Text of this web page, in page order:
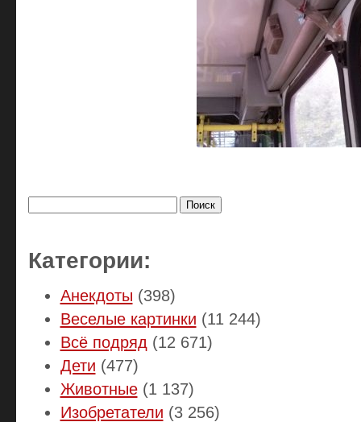
Категории:
Анекдоты (398)
Веселые картинки (11 244)
Всё подряд (12 671)
Дети (477)
Животные(1 137)
Изобретатели (3 256)